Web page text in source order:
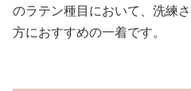
のラテン種目において、洗練
方におすすめの一着です。